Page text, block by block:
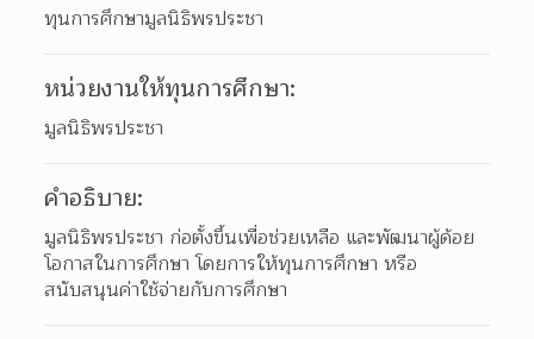
ทุนการศึกษามูลนิธิพรประชา
หน่วยงานให้ทุนการศึกษา:
มูลนิธิพรประชา
คำอธิบาย:
มูลนิธิพรประชา ก่อตั้งขึ้นเพื่อช่วยเหลือ และพัฒนาผู้ด้อย
โอกาสในการศึกษา โดยการให้ทุนการศึกษา หรือ
สนับสนุนค่าใช้จ่ายกับการศึกษา